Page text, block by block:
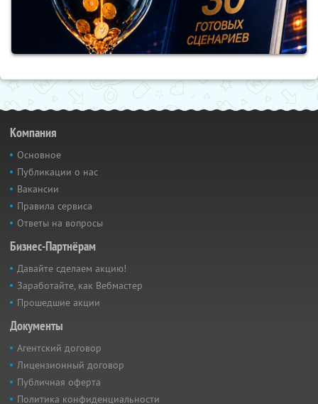
Компания
Основное
Публикации о нас
Вакансии
Правила сервиса
Ответы на вопросы
Бизнес-Партнёрам
Давайте сделаем акцию!
Заработайте, как Вебмастер
Прошедшие акции
Документы
Агентский договор
Лицензионный договор
Публичная оферта
Политика конфиденциальности